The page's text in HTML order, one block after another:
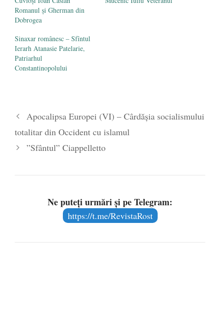
Romanul și Gherman din
Dobrogea
Sinaxar românesc – Sfîntul
Ierarh Atanasie Patelarie,
Patriarhul
Constantinopolului
Apocalipsa Europei (VI) – Cârdăşia socialismului
totalitar din Occident cu islamul
”Sfântul” Ciappelletto
Ne puteți urmări și pe Telegram:
https://t.me/RevistaRost